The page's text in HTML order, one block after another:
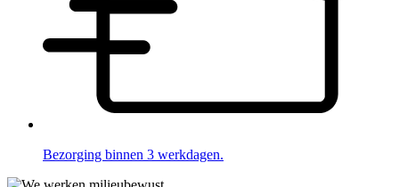
Bezorging binnen 3 werkdagen.